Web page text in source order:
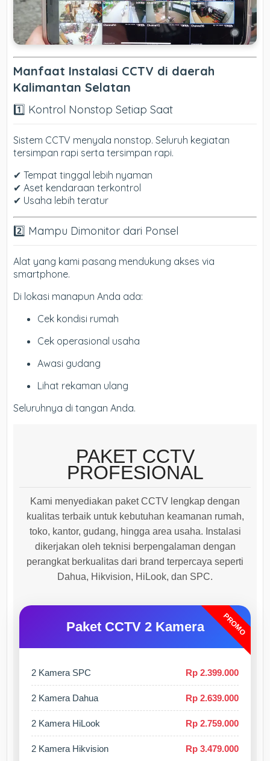
Manfaat Instalasi CCTV di daerah
Kalimantan Selatan
1️⃣ Kontrol Nonstop Setiap Saat
Sistem CCTV menyala nonstop. Seluruh kegiatan
tersimpan rapi serta tersimpan rapi.
✔ Tempat tinggal lebih nyaman
✔ Aset kendaraan terkontrol
✔ Usaha lebih teratur
2️⃣ Mampu Dimonitor dari Ponsel
Alat yang kami pasang mendukung akses via
smartphone.
Di lokasi manapun Anda ada:
Cek kondisi rumah
Cek operasional usaha
Awasi gudang
Lihat rekaman ulang
Seluruhnya di tangan Anda.
PAKET CCTV
PROFESIONAL
Kami menyediakan paket CCTV lengkap dengan
kualitas terbaik untuk kebutuhan keamanan rumah,
toko, kantor, gudang, hingga area usaha. Instalasi
dikerjakan oleh teknisi berpengalaman dengan
perangkat berkualitas dari brand terpercaya seperti
Dahua, Hikvision, HiLook, dan SPC.
PROMO
Paket CCTV 2 Kamera
2 Kamera SPC Rp 2.399.000
2 Kamera Dahua Rp 2.639.000
2 Kamera HiLook Rp 2.759.000
2 Kamera Hikvision Rp 3.479.000